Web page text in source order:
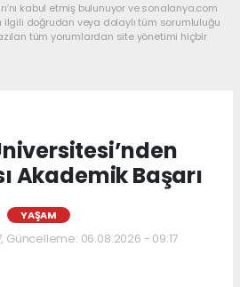
kabul etmiş bulunuyor ve sonalanya.com
ilgili doğrudan veya dolaylı tüm sorumluluğu
tüm yorumlardan site yönetimi hiçbir
Akademik Başarı
YAŞAM
Güncelleme: 06.08.2026 - 09:17